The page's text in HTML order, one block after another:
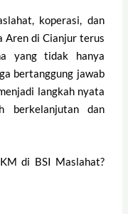
koperasi, dan
Aren di Cianjur terus
yang tidak hanya
bertanggung jawab
langkah nyata
berkelanjutan dan
di BSI Maslahat?